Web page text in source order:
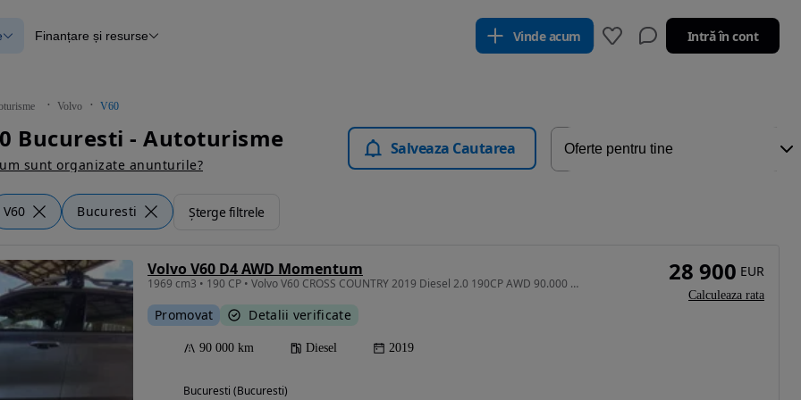
verificate
Blog Autovit.ro
Finanțare și resurse Vinde acum Intră în cont
Volvo V60
Bucuresti - Autoturisme
sunt organizate anunturile?
Salveaza Cautarea
V60 Bucuresti Șterge filtrele
Volvo V60 D4 AWD Momentum
1969 cm3 • 190 CP • Volvo V60 CROSS COUNTRY 2019 Diesel 2.0 190CP AWD 90.000 km
Promovat Detalii verificate
90 000 km Diesel 2019
Bucuresti (Bucuresti)
28 900 EUR
Calculeaza rata